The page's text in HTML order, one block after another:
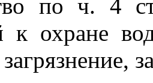
по ч. 4
к охране